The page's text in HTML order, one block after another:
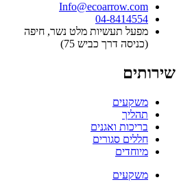
Info@ecoarrow.com
04-8414554
מפעל תעשיות מלט נשר, חיפה
(כניסה דרך כביש 75)
שירותים
משקעים
תהליך
בריכות ואגנים
חללים סגורים
מיוחדים
משקעים